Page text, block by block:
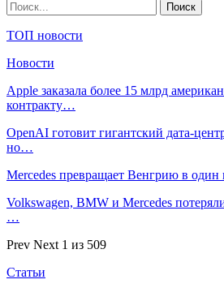
ТОП новости
Новости
Apple заказала более 15 млрд
контракту…
OpenAI готовит гигантский дата-
но…
Mercedes превращает Венгрию в
Volkswagen, BMW и Mercedes
…
Prev Next 1 из 509
Статьи